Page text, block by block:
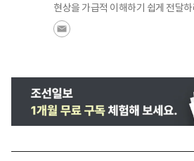
현상을 가급적 이해하기 쉽게 전달